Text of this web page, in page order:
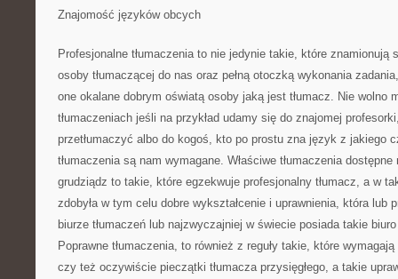
Znajomość języków obcych
Profesjonalne tłumaczenia to nie jedynie takie, które znamionują
osoby tłumaczącej do nas oraz pełną otoczką wykonania
one okalane dobrym oświatą osoby jaką jest tłumacz. Nie wolno
tłumaczeniach jeśli na przykład udamy się do znajomej
przetłumaczyć albo do kogoś, kto po prostu zna język z jakiego
tłumaczenia są nam wymagane. Właściwe tłumaczenia dostępne
grudziądz to takie, które egzekwuje profesjonalny tłumacz, a w
zdobyła w tym celu dobre wykształcenie i uprawnienia, która lub
biurze tłumaczeń lub najzwyczajniej w świecie posiada takie
Poprawne tłumaczenia, to również z reguły takie, które
czy też oczywiście pieczątki tłumacza przysięgłego, a takie